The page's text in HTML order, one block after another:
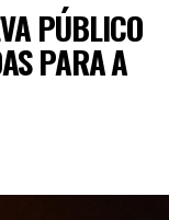
PÚBLICO
PARA A